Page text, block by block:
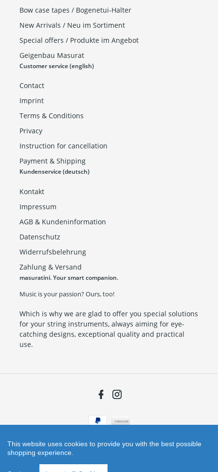
Bow case tapes / Bogenetui-Halter
New Arrivals / Neu im Sortiment
Special offers / Produkte im Angebot
Geigenbau Masurat
Customer service (english)
Contact
Imprint
Terms & Conditions
Privacy
Instruction for cancellation
Payment & Shipping
Kundenservice (deutsch)
Kontakt
Impressum
AGB & Kundeninformation
Datenschutz
Widerrufsbelehrung
Zahlung & Versand
masuratini. Your smart companion.
Music is your passion? Ours, too!
Which is why we are glad to offer you special solutions
for your string instruments, always aiming for eye-
catching designs, exceptional quality and practical
use.
Facebook
Payment
This website uses cookies to provide you with the best possible
shopping experience.